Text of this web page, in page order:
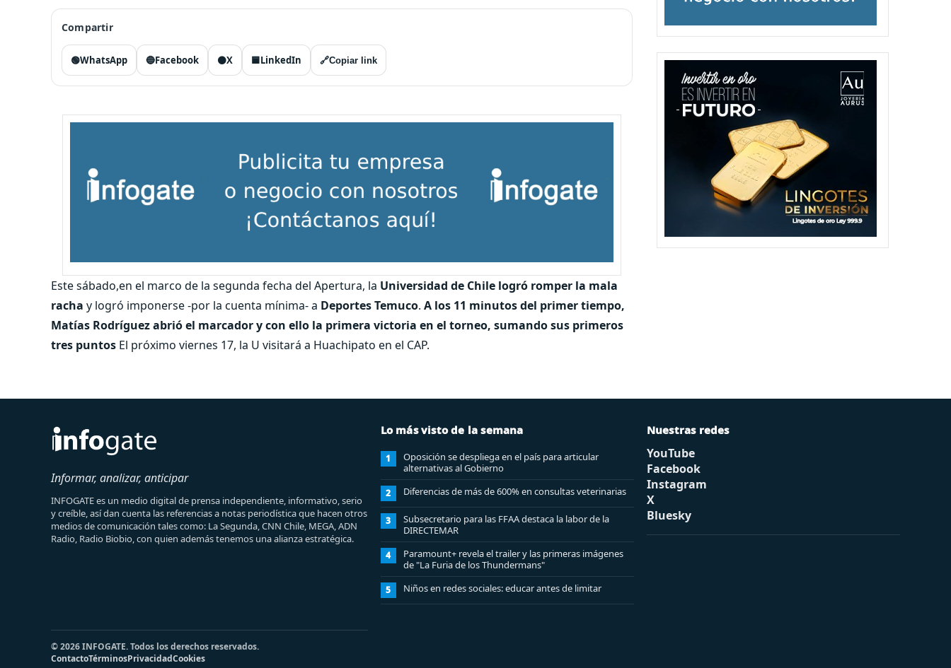
Compartir
🟢WhatsApp 🔵Facebook ⚫X 🟦LinkedIn 🔗Copiar link
Este sábado,en el marco de la segunda fecha del Apertura, la Universidad de Chile logró romper la mala
racha y logró imponerse -por la cuenta mínima- a Deportes Temuco. A los 11 minutos del primer tiempo,
Matías Rodríguez abrió el marcador y con ello la primera victoria en el torneo, sumando sus primeros
tres puntos El próximo viernes 17, la U visitará a Huachipato en el CAP.
Informar, analizar, anticipar
INFOGATE es un medio digital de prensa independiente, informativo, serio
y creíble, así dan cuenta las referencias a notas periodística que hacen otros
medios de comunicación tales como: La Segunda, CNN Chile, MEGA, ADN
Radio, Radio Biobio, con quien además tenemos una alianza estratégica.
Lo más visto de la semana
1
Oposición se despliega en el país para articular
alternativas al Gobierno
2 Diferencias de más de 600% en consultas veterinarias
3
Subsecretario para las FFAA destaca la labor de la
DIRECTEMAR
4
Paramount+ revela el trailer y las primeras imágenes
de "La Furia de los Thundermans"
5 Niños en redes sociales: educar antes de limitar
Nuestras redes
YouTube
Facebook
Instagram
X
Bluesky
© 2026 INFOGATE. Todos los derechos reservados.
ContactoTérminosPrivacidadCookies